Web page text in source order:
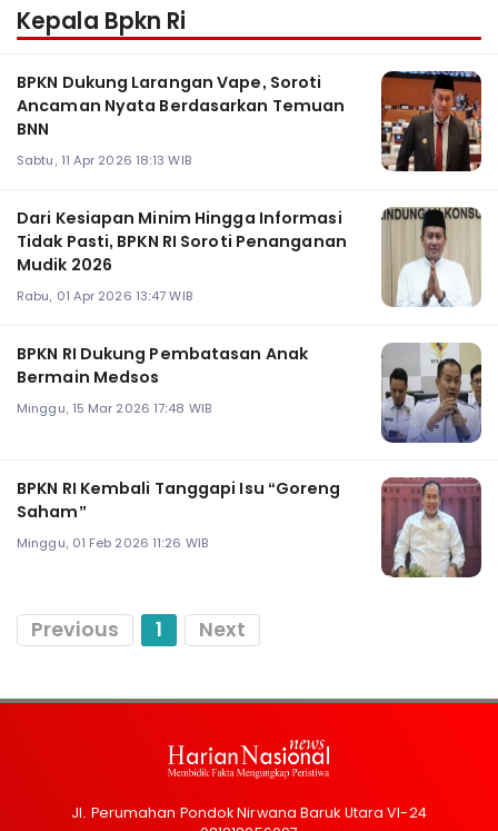
Kepala Bpkn Ri
BPKN Dukung Larangan Vape, Soroti
Ancaman Nyata Berdasarkan Temuan
BNN
Sabtu, 11 Apr 2026 18:13 WIB
Dari Kesiapan Minim Hingga Informasi
Tidak Pasti, BPKN RI Soroti Penanganan
Mudik 2026
Rabu, 01 Apr 2026 13:47 WIB
BPKN RI Dukung Pembatasan Anak
Bermain Medsos
Minggu, 15 Mar 2026 17:48 WIB
BPKN RI Kembali Tanggapi Isu “Goreng
Saham”
Minggu, 01 Feb 2026 11:26 WIB
Previous 1 Next
Jl. Perumahan Pondok Nirwana Baruk Utara VI-24